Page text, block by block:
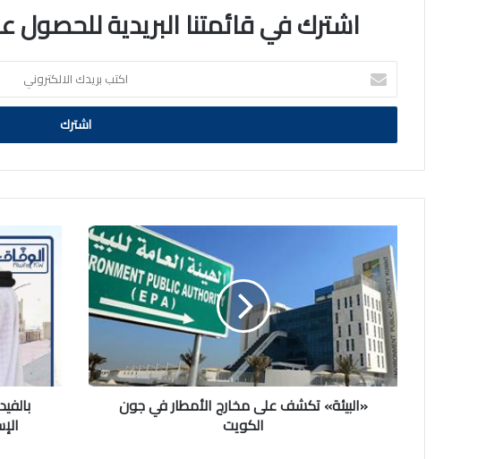
اشترك في قائمتنا البريدية للحصول
اكتب
بريدك
الالكتروني
تكشف
على
مخارج
الأمطار
في
جون
الكويت
«البيئة» تكشف على مخارج الأمطار في جون
الكويت
بالفيديو
مصادر
"الوفاق":
"تبخر"
الطلبات
الإسكانية
لمزوري
الجنسية